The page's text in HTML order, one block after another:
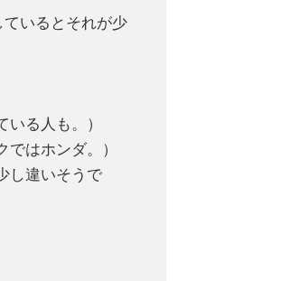
いるとそれが少
る人も。）
はホンダ。）
し違いそうで